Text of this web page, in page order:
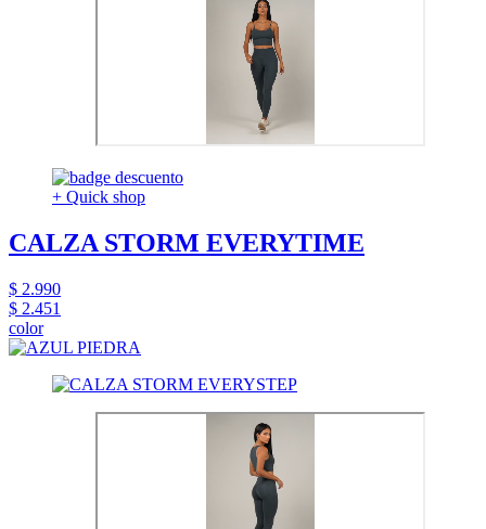
+ Quick shop
CALZA STORM EVERYTIME
$ 2.990
$ 2.451
color